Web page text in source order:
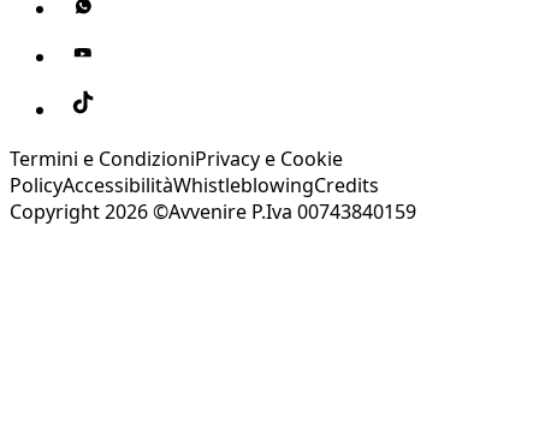
Termini e CondizioniPrivacy e Cookie
PolicyAccessibilitàWhistleblowingCredits
Copyright 2026 ©Avvenire P.Iva 00743840159